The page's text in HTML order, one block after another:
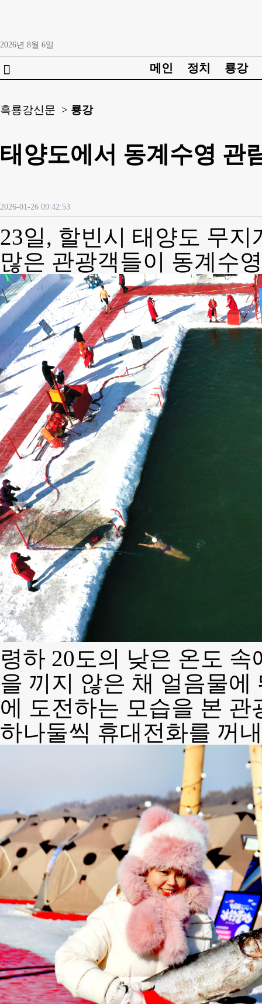
2026년 8월 6일
 메인 정치 룡강
흑룡강신문 > 룡강
태양도에서 동계수영 관
2026-01-26 09:42:53
23일, 할빈시 태양도 무
많은 관광객들이 동계수
령하 20도의 낮은 온도
을 끼지 않은 채 얼음물
에 도전하는 모습을 본
하나둘씩 휴대전화를 꺼